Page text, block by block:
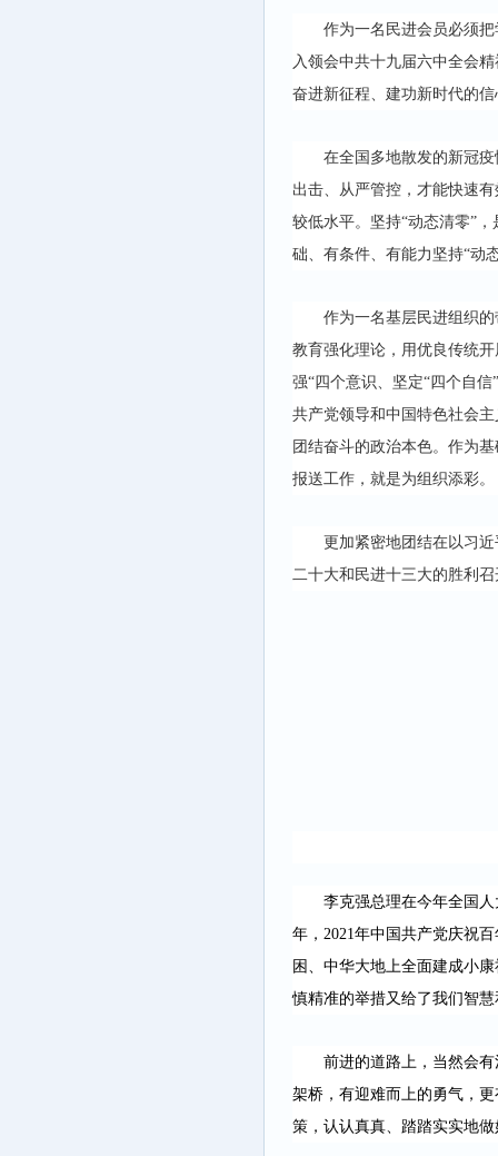
作为一名民进会员必须
入领会中共十九届六中全会
奋进新征程、建功新时代的
在全国多地散发的新冠
出击、从严管控，才能快速
较低水平。坚持“动态清零”
础、有条件、有能力坚持“动
作为一名基层民进组织
教育强化理论，用优良传统
强“四个意识、坚定“四个自
共产党领导和中国特色社会
团结奋斗的政治本色。作为
报送工作，就是为组织添彩。
更加紧密地团结在以习
二十大和民进十三大的胜利召
李克强总理在今年全国
年，2021年中国共产党庆祝
困、中华大地上全面建成小
慎精准的举措又给了我们智
前进的道路上，当然会
架桥，有迎难而上的勇气，
策，认认真真、踏踏实实地